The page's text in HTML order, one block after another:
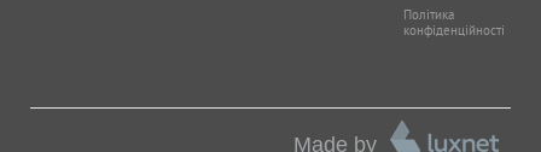
Політика
конфіденційності
Made by